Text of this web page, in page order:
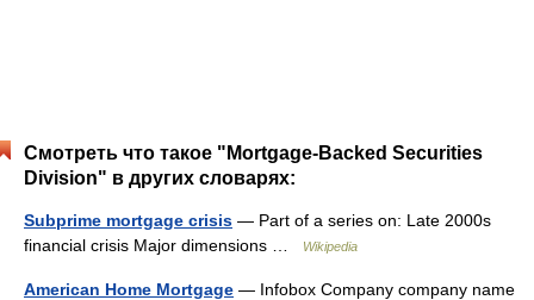
Смотреть что такое "Mortgage-Backed Securities
Division" в других словарях:
Subprime mortgage crisis — Part of a series on: Late 2000s
financial crisis Major dimensions …
Wikipedia
American Home Mortgage — Infobox Company company name